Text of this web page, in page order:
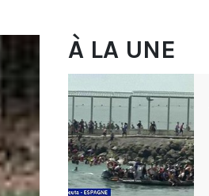
À LA UNE